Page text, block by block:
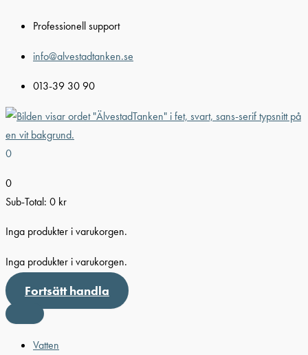
innehåll
Professionell support
info@alvestadtanken.se
013-39 30 90
0
0
Sub-Total: 0 kr
Inga produkter i varukorgen.
Inga produkter i varukorgen.
Fortsätt handla
Vatten